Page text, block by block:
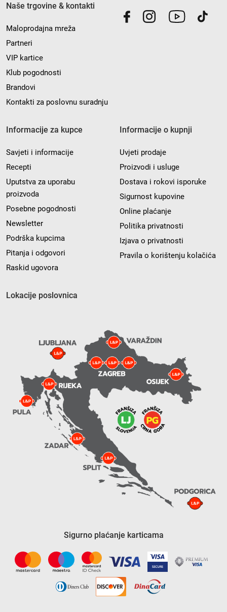
Naše trgovine & kontakti
Maloprodajna mreža
Partneri
VIP kartice
Klub pogodnosti
Brandovi
Kontakti za poslovnu suradnju
Informacije za kupce
Savjeti i informacije
Recepti
Uputstva za uporabu
proizvoda
Posebne pogodnosti
Newsletter
Podrška kupcima
Pitanja i odgovori
Raskid ugovora
Informacije o kupnji
Uvjeti prodaje
Proizvodi i usluge
Dostava i rokovi isporuke
Sigurnost kupovine
Online plaćanje
Politika privatnosti
Izjava o privatnosti
Pravila o korištenju kolačića
Lokacije poslovnica
Sigurno plaćanje karticama